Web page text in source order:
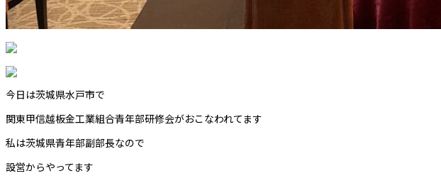
今日は茨城県水戸市で
関東甲信越板金工業組合青年部研修会がおこなわれてます
私は茨城県青年部副部長なので
設営からやってます